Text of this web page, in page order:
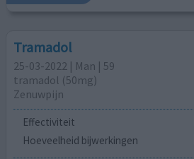
Tramadol
25-03-2022 | Man | 59
tramadol (50mg)
Zenuwpijn
Effectiviteit
Hoeveelheid bijwerkingen